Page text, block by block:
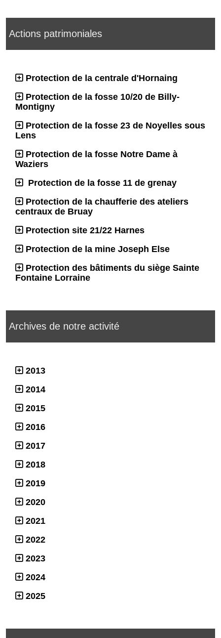
Actions patrimoniales
Protection de la centrale d'Hornaing
Protection de la fosse 10/20 de Billy-
Montigny
Protection de la fosse 23 de Noyelles sous
Lens
Protection de la fosse Notre Dame à
Waziers
Protection de la fosse 11 de grenay
Protection de la chaufferie des ateliers
centraux de Bruay
Protection site 21/22 Harnes
Protection de la mine Joseph Else
Protection des bâtiments du siège Sainte
Fontaine Lorraine
Archives de notre activité
2013
2014
2015
2016
2017
2018
2019
2020
2021
2022
2023
2024
2025